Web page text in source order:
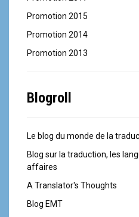
Promotion 2015
Promotion 2014
Promotion 2013
Blogroll
Le blog du monde de la
Blog sur la traduction, les
affaires
A Translator's Thoughts
Blog EMT